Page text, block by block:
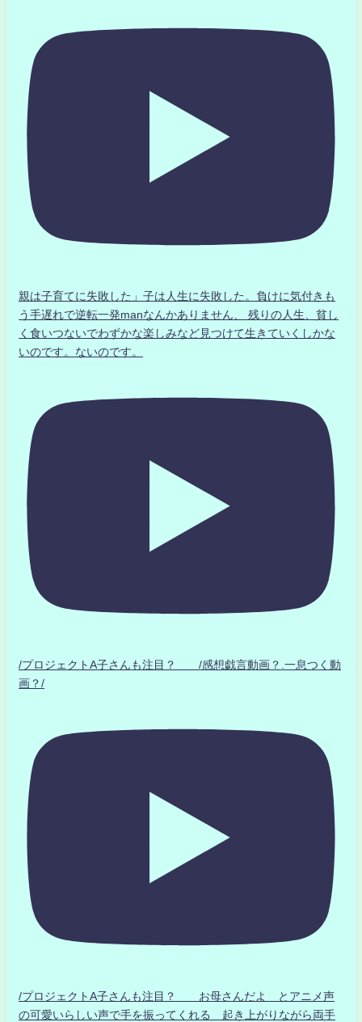
親は子育てに失敗した」子は人生に失敗した。負けに気付きも
う手遅れで逆転一発manなんかありません、 残りの人生、貧し
く食いつないでわずかな楽しみなど見つけて生きていくしかな
いのです。ないのです。
/プロジェクトA子さんも注目？ /感想戯言動画？.一息つく動
画？/
/プロジェクトA子さんも注目？ お母さんだよ とアニメ声
の可愛いらしい声で手を振ってくれる 起き上がりながら両手